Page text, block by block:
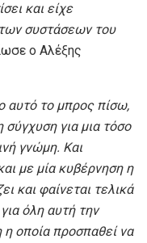
και είχε
συστάσεων του
ο Αλέξης
αυτό το μπρος πίσω,
σύγχυση για μια τόσο
γνώμη. Και
με μία κυβέρνηση η
και φαίνεται τελικά
όλη αυτή την
οποία προσπαθεί να